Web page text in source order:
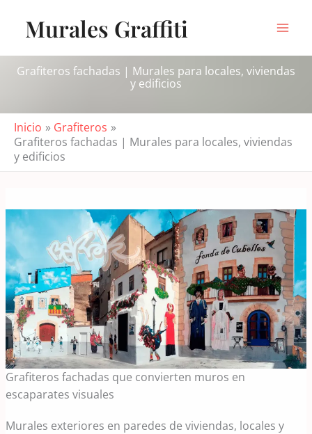
contenidoMurales Graffiti
Grafiteros fachadas | Murales para locales, viviendas
y edificios
Inicio
Grafiteros
Grafiteros fachadas | Murales para locales, viviendas
y edificios
Grafiteros fachadas que convierten muros en
escaparates visuales
Murales exteriores en paredes de viviendas, locales y